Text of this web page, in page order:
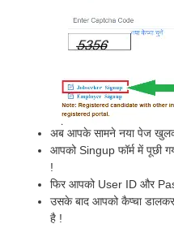
अब आपके सामने नया पेज
आपको Singup फॉर्म में पूछी
!
फिर आपको User ID और
उसके बाद आपको कैप्चा
है !